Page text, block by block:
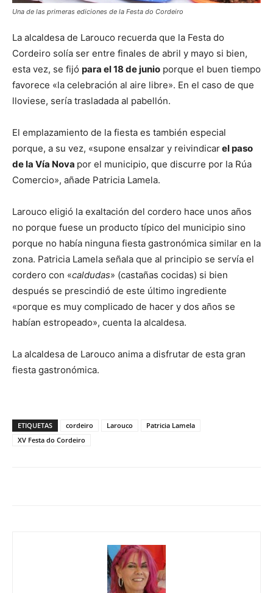
Una de las primeras ediciones de la Festa do Cordeiro
La alcaldesa de Larouco recuerda que la Festa do
Cordeiro solía ser entre finales de abril y mayo si bien,
esta vez, se fijó para el 18 de junio porque el buen tiempo
favorece «la celebración al aire libre». En el caso de que
lloviese, sería trasladada al pabellón.
El emplazamiento de la fiesta es también especial
porque, a su vez, «supone ensalzar y reivindicarel paso
de la Vía Nova por el municipio, que discurre por la Rúa
Comercio», añade Patricia Lamela.
Larouco eligió la exaltación del cordero hace unos años
no porque fuese un producto típico del municipio sino
porque no había ninguna fiesta gastronómica similar en la
zona. Patricia Lamela señala que al principio se servía el
cordero con «caldudas» (castañas cocidas) si bien
después se prescindió de este último ingrediente
«porque es muy complicado de hacer y dos años se
habían estropeado», cuenta la alcaldesa.
La alcaldesa de Larouco anima a disfrutar de esta gran
fiesta gastronómica.
ETIQUETAS cordeiro Larouco
Patricia Lamela
XV Festa do Cordeiro